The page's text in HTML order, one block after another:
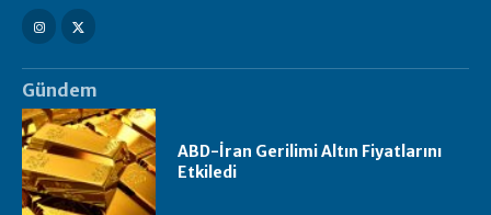
Gündem
ABD-İran Gerilimi Altın Fiyatlarını
Etkiledi